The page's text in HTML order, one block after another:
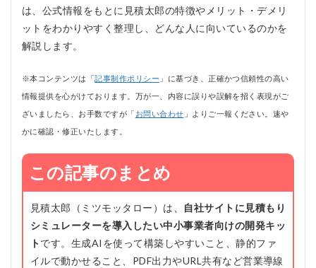
は、公式情報をもとに見積太郎の特徴やメリット・デメリ
ットをわかりやすく整理し、どんな人に向いているのかを
解説します。
※本コンテンツは「記事制作ポリシー 」に基づき、正確かつ信頼性の高い
情報提供を心がけております。万が一、内容に誤りや誤解を招く表現がご
ざいましたら、お手数ですが「 お問い合わせ 」よりご一報ください。速や
かに確認・修正いたします。
この記事のまとめ
見積太郎（ミツモッタロー）は、
自社サイトに見積もり
シミュレーターを導入したい中小事業者向けの開発キッ
トです。生成AIを使って構築しやすいこと、静的ファ
イルで動かせること、PDF出力やURL共有など営業導線